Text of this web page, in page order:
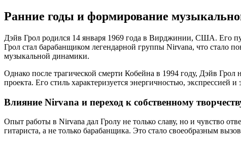
Ранние годы и формирование
Дэйв Грол родился 14 января 1969 года в Вирджинии, США. Его
Грол стал барабанщиком легендарной группы Nirvana, что стало
музыкальной динамики.
Однако после трагической смерти Кобейна в 1994 году, Дэйв
проекта. Его стиль характеризуется энергичностью,
Влияние Nirvana и переход к собственному
Опыт работы в Nirvana дал Гролу не только славу, но и чувство
гитариста, а не только барабанщика. Это стало своеобразным